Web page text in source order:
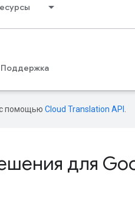
Поддержка
помощью Cloud Translation API
для